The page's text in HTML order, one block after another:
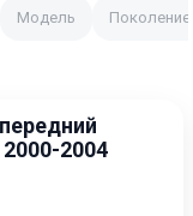
Модель Поколение
2004